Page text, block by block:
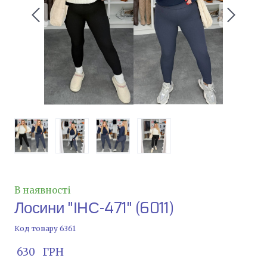
В наявності
Лосини "ІНС-471" (6011)
Код товару 6361
630   ГРН